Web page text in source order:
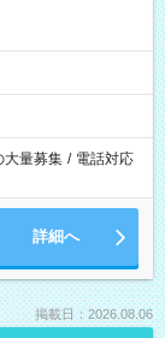
大量募集 / 電話対応
詳細へ
掲載日：2026.08.06